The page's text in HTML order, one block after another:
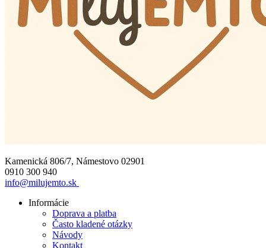
Kamenická 806/7, Námestovo 02901
0910 300 940
info@milujemto.sk
Informácie
Doprava a platba
Často kladené otázky
Návody
Kontakt